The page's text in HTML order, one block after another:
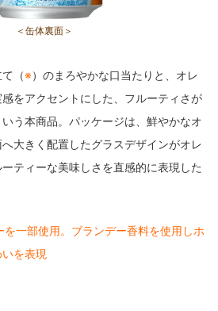
＜缶体裏面＞
（※）のまろやかな口当たりと、オレ
をアクセントにした、フルーティさが
う本商品。パッケージは、鮮やかなオ
大きく配置したグラスデザインがオレ
ティーな美味しさを直感的に表現した
一部使用。ブランデー香料を使用しホ
を表現